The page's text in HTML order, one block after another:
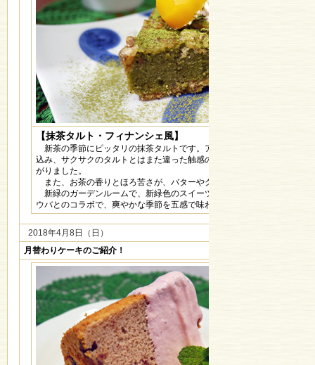
【抹茶タルト・フィナンシェ風】
新茶の季節にピッタリの抹茶タルトです。アーモンドパウダーを生地
込み、サクサクのタルトとはまた違った触感の、フィナンシェ風タルト
がりました。
また、お茶の香りとほろ苦さが、バターやクルミ・栗とも合うんです！
新緑のガーデンルームで、新緑色のスイーツを戴く。ダージリンや和
ウバとのコラボで、爽やかな季節を五感で味わってください♪
2018年4月8日（日）
月替わりケーキのご紹介！